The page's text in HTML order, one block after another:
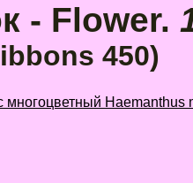
- Flower.
450)
многоцветный Haemanthus